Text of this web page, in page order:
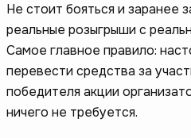
Не стоит бояться и заранее
реальные розыгрыши с
Самое главное правило:
перевести средства за
победителя акции
ничего не требуется.